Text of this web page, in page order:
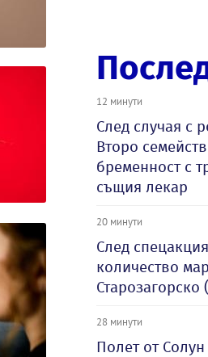
12 минути
След случая с
Второ
бременност с
същия лекар
20 минути
След
количество
28 минути
Полет от